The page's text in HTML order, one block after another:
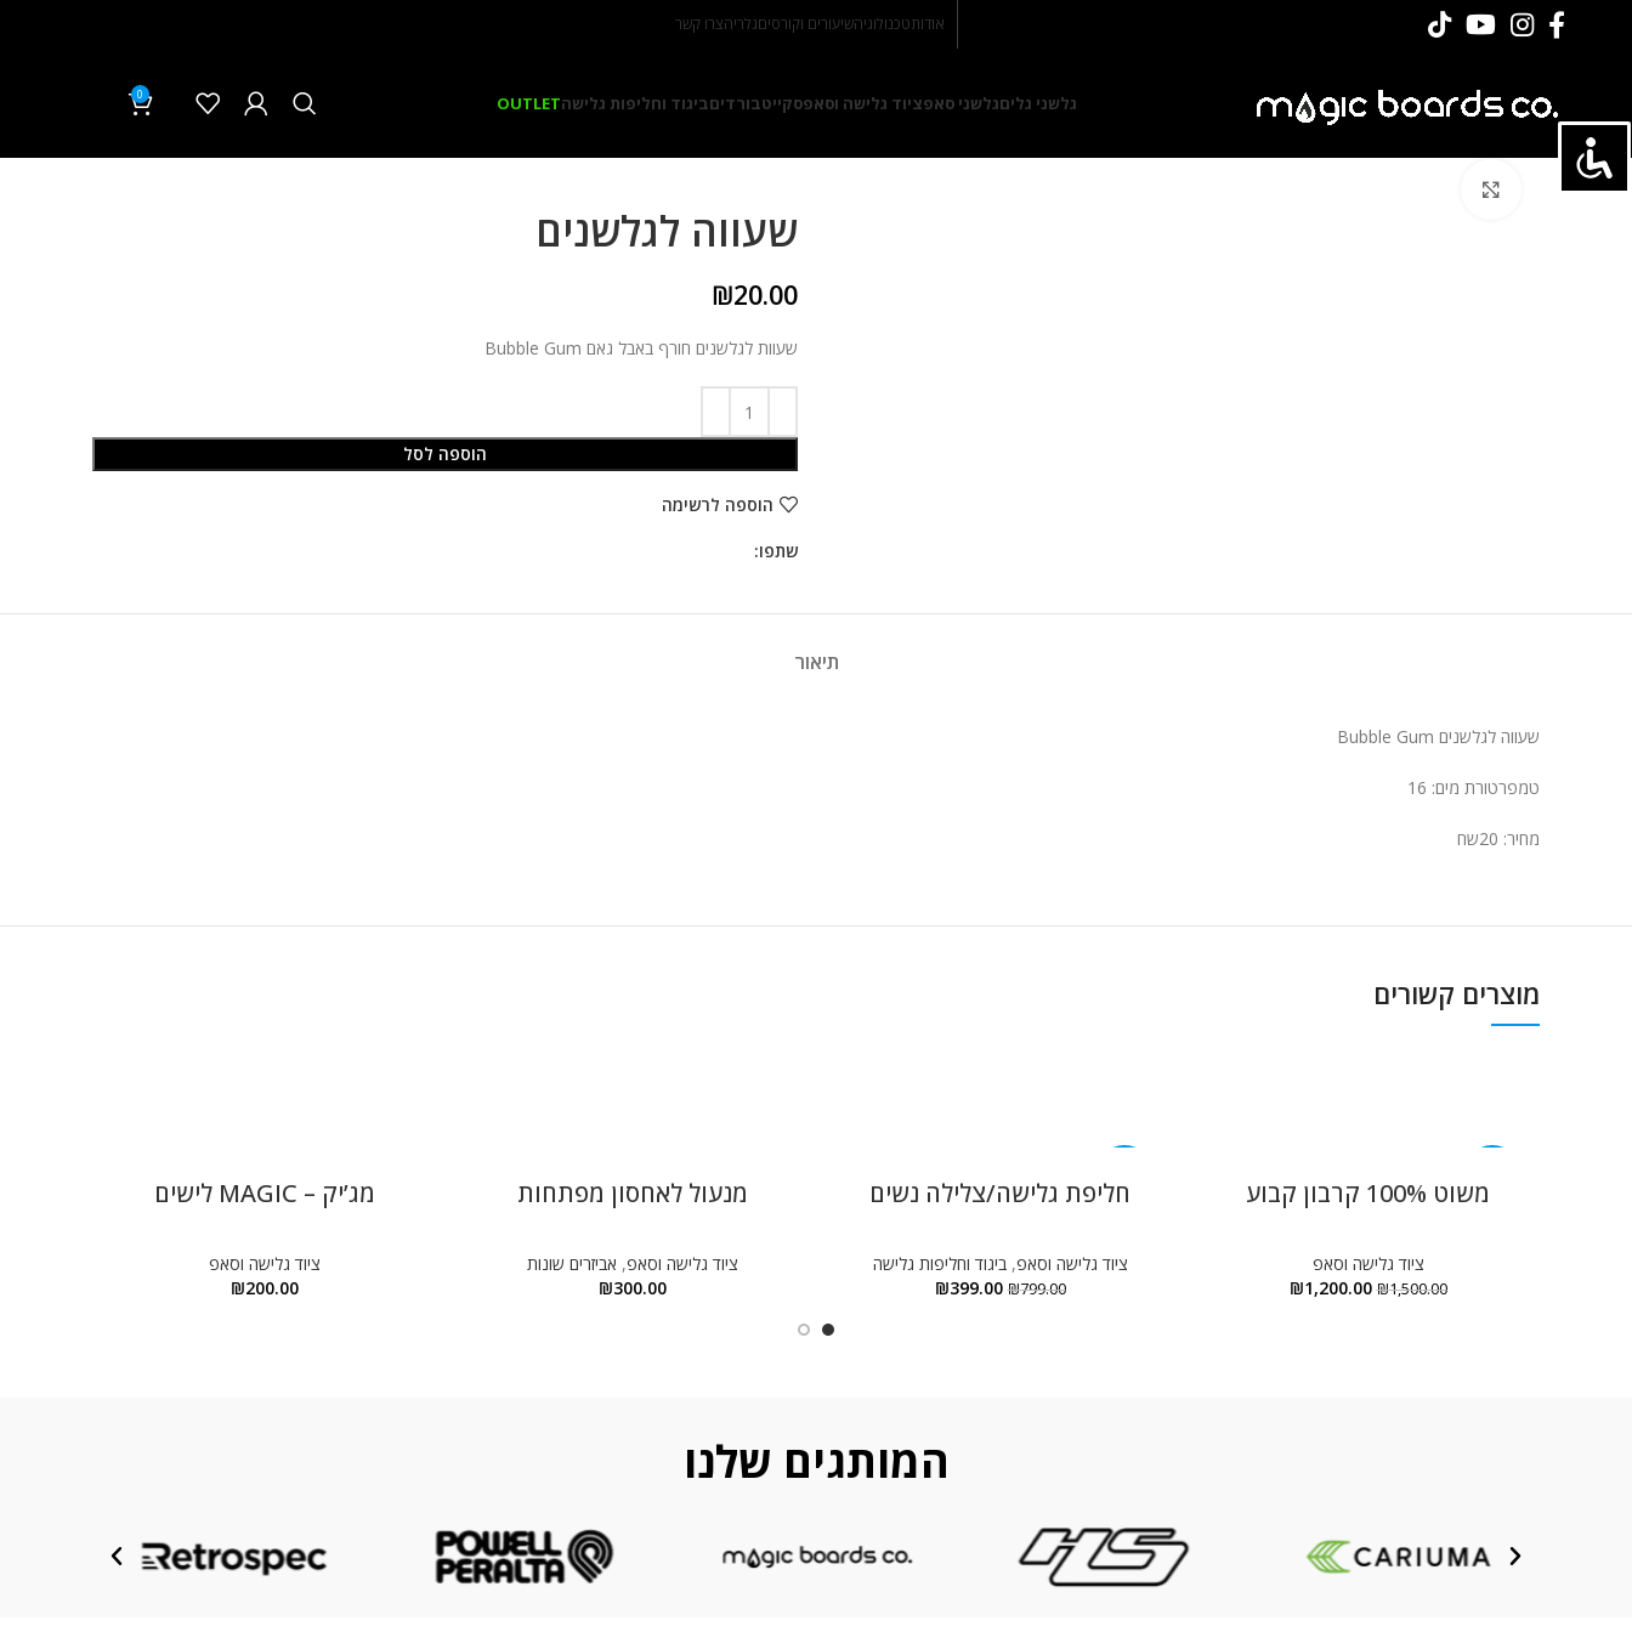
אודותטכנולוגיהשיעורים וקורסיםגלריהצרו קשר
גלשני גליםגלשני סאפציוד גלישה וסאפסקייטבורדיםביגוד וחליפות גלישהOUTLET
0
שעווה לגלשנים
₪20.00
שעוות לגלשנים חורף באבל גאם Bubble Gum
הוספה לסל
הוספה לרשימה
שתפו:
תיאור
שעווה לגלשנים Bubble Gum
טמפרטורת מים: 16
מחיר: 20שח
מוצרים קשורים
משוט 100% קרבון קבוע
ציוד גלישה וסאפ
₪1,500.00
₪1,200.00
חליפת גלישה/צלילה נשים
ציוד גלישה וסאפ,ביגוד וחליפות גלישה
₪799.00
₪399.00
מנעול לאחסון מפתחות
ציוד גלישה וסאפ, אביזרים שונות
₪300.00
מג’יק – MAGIC לישים
ציוד גלישה וסאפ
₪200.00
המותגים שלנו